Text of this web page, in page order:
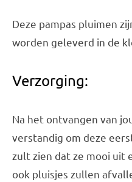
Deze pampas pluimen
worden geleverd in de
Verzorging:
Na het ontvangen van
verstandig om deze
zult zien dat ze mooi uit
ook pluisjes zullen